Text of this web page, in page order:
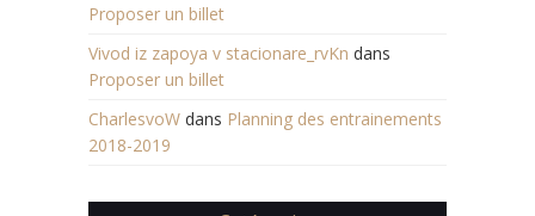
Proposer un billet
Vivod iz zapoya v stacionare_rvKn dans
Proposer un billet
CharlesvoW dans Planning des entrainements
2018-2019